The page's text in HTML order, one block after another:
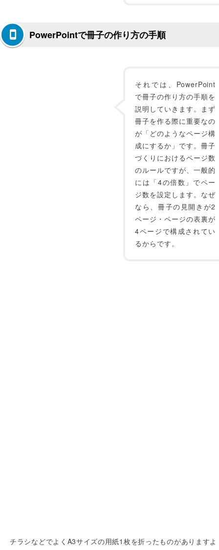
PowerPointで冊子の作り方の手順
それでは、PowerPoint
で冊子の作り方の手順を
説明していきます。まず
冊子を作る際に重要なの
が「どのようなページ構
成にするか」です。冊子
づくりにおけるページ数
のルールですが、一般的
には「4の倍数」でペー
ジ数を設定します。なぜ
なら、冊子の見開きが2
ページ・ページの表裏が
4ページで構成されてい
るからです。
チラシなどでよくA3サイズの用紙1枚を折ったものがありますよ